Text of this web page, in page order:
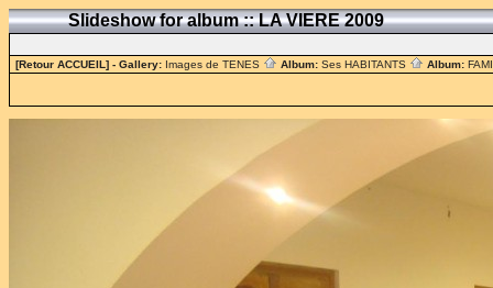
Slideshow for album :: LA VIERE 2009
[Retour ACCUEIL] - Gallery: Images de TENES Album: Ses HABITANTS Album: